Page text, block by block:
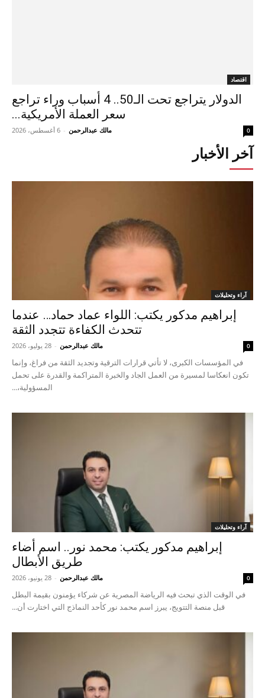
اقتصاد
الدولار يتراجع تحت الـ50.. 4 أسباب وراء تراجع
سعر العملة الأمريكية...
مالك عبدالرحمن - 6 أغسطس، 2026 0
آخر الأخبار
آراء وتحليلات
إبراهيم مدكور يكتب: اللواء عماد حماد… عندما
تتحدث الكفاءة تتجدد الثقة
مالك عبدالرحمن - 28 يوليو، 2026 0
في المؤسسات الكبرى، لا تأتي قرارات الترقية وتجديد الثقة من فراغ، وإنما
تكون انعكاسا لمسيرة من العمل الجاد والخبرة المتراكمة والقدرة على تحمل
المسؤولية،...
آراء وتحليلات
إبراهيم مدكور يكتب: محمد نور.. اسم أضاء
طريق الأبطال
مالك عبدالرحمن - 28 يونيو، 2026 0
في الوقت الذي تبحث فيه الرياضة المصرية عن شركاء يؤمنون بقيمة البطل
قبل منصة التتويج، يبرز اسم محمد نور كأحد النماذج التي اختارت أن...